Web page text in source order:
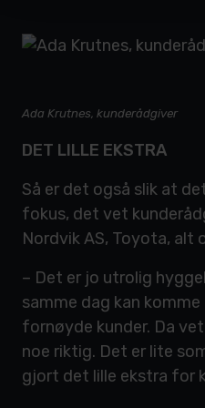
Ada Krutnes, kunderådgiver
DET LILLE EKSTRA
Så er det også slik at
fokus, det vet
Nordvik AS, Toyota, alt
– Det er jo utrolig
samme dag kan
fornøyde kunder. Da
noe riktig. Det er lite
gjort det lille ekstra for